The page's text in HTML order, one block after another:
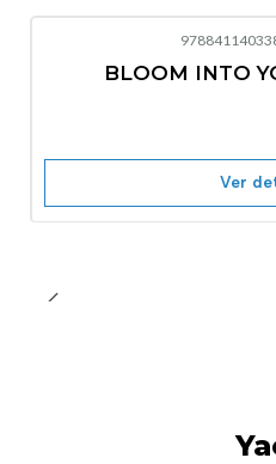
BLOOM INTO
Ver